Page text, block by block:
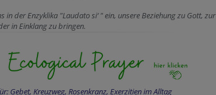
in der Enzyklika "Laudato si‘ " ein, unsere Beziehung zu Gott, zur
in Einklang zu bringen.
Gebet, Kreuzweg, Rosenkranz, Exerzitien im Alltag